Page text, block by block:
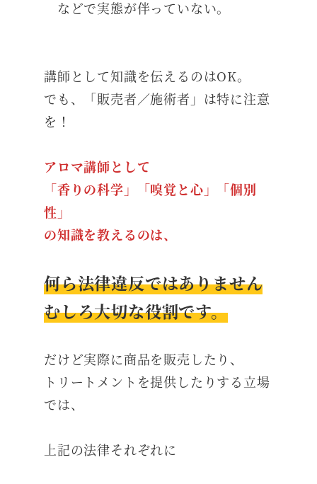
などで実態が伴っていない。
講師として知識を伝えるのはOK。
でも、「販売者／施術者」は特に注意
を！
アロマ講師として
「香りの科学」「嗅覚と心」「個別
性」
の知識を教えるのは、
何ら法律違反ではありません
むしろ大切な役割です。
だけど実際に商品を販売したり、
トリートメントを提供したりする立場
では、
上記の法律それぞれに